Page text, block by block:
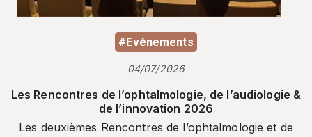
#Evénements
04/07/2026
Les Rencontres de l’ophtalmologie, de l’audiologie &
de l’innovation 2026
Les deuxièmes Rencontres de l’ophtalmologie et de